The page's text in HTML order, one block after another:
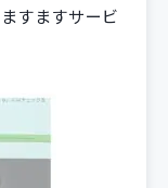
すますサービ